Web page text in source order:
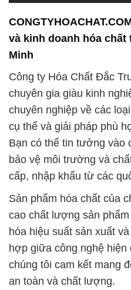
và kinh doanh hóa chất
Minh
Công ty Hóa Chất Đắc
chuyên gia giàu kinh
chuyên nghiệp về các
cụ thể và giải pháp phù
Bạn có thể tin tưởng vào
bảo vệ môi trường và
cấp, nhập khẩu từ các
Sản phẩm hóa chất của
cao chất lượng sản
hóa hiệu suất sản xuất
hợp giữa công nghệ hiện
chúng tôi cam kết mang
an toàn và chất lượng.